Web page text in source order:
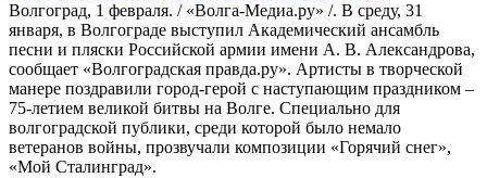
Волгоград, 1 февраля. / «Волга-Медиа.ру» /. В среду, 31
января, в Волгограде выступил Академический ансамбль
песни и пляски Российской армии имени А. В. Александрова,
сообщает «Волгоградская правда.ру». Артисты в творческой
манере поздравили город-герой с наступающим праздником –
75-летием великой битвы на Волге. Специально для
волгоградской публики, среди которой было немало
ветеранов войны, прозвучали композиции «Горячий снег»,
«Мой Сталинград».